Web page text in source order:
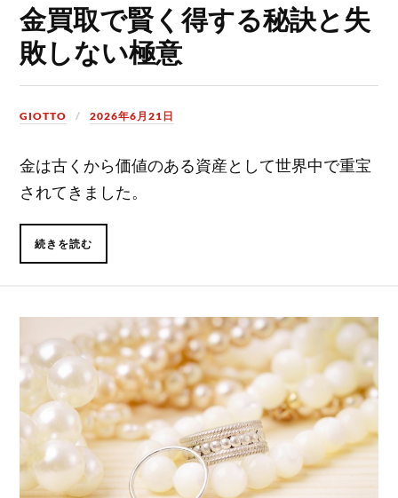
金買取で賢く得する秘訣と失
敗しない極意
GIOTTO 2026年6月21日
金は古くから価値のある資産として世界中で重宝
されてきました。
続きを読む